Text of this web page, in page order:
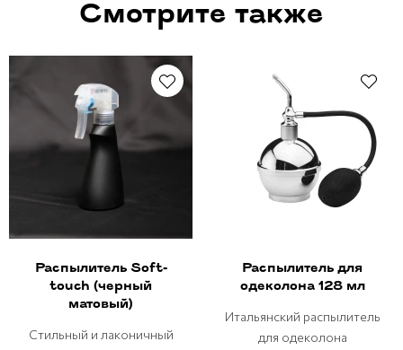
Смотрите также
Распылитель Soft-
touch (черный
матовый)
Стильный и лаконичный
Распылитель для
одеколона 128 мл
Итальянский распылитель
для одеколона